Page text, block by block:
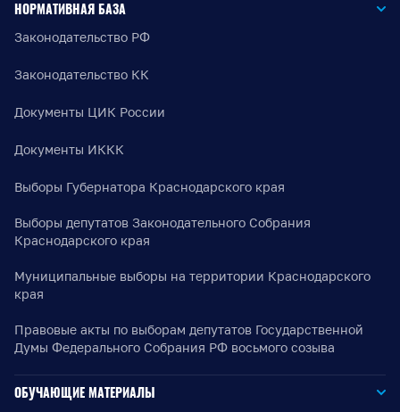
НОРМАТИВНАЯ БАЗА
Законодательство РФ
Законодательство КК
Документы ЦИК России
Документы ИККК
Выборы Губернатора Краснодарского края
Выборы депутатов Законодательного Собрания
Краснодарского края
Муниципальные выборы на территории Краснодарского
края
Правовые акты по выборам депутатов Государственной
Думы Федерального Собрания РФ восьмого созыва
ОБУЧАЮЩИЕ МАТЕРИАЛЫ